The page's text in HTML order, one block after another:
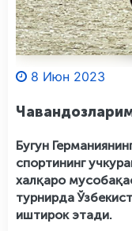
8 Июн 2023
Бугун
спортининг
халқаро
турнирда
иштирок этади.